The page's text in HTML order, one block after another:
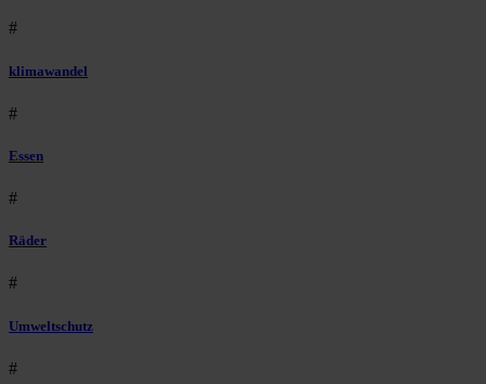
#
klimawandel
#
Essen
#
Räder
#
Umweltschutz
#